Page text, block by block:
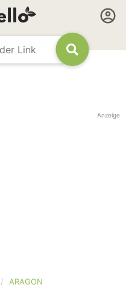
Anzeige
ARAGON